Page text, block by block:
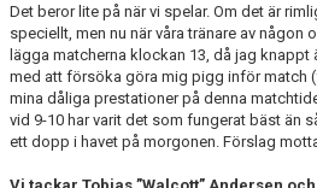
Det beror lite på när vi spelar. Om det är
speciellt, men nu när våra tränare av någon
lägga matcherna klockan 13, då jag knappt
med att försöka göra mig pigg inför match
mina dåliga prestationer på denna
vid 9-10 har varit det som fungerat bäst än
ett dopp i havet på morgonen. Förslag